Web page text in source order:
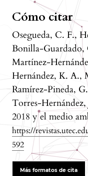
Cómo citar
Osegueda, C. F.,
Bonilla-
Martínez-
Hernández, K. A.,
Ramírez-Pineda,
Torres-Hernández,
2018 y el medio
https://
592
Más formatos de cita